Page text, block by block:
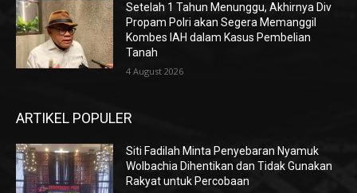
Setelah 1 Tahun Menunggu, Akhirnya Div
Propam Polri akan Segera Memanggil
Kombes IAH dalam Kasus Pembelian
Tanah
4 August 2026
ARTIKEL POPULER
Siti Fadilah Minta Penyebaran Nyamuk
Wolbachia Dihentikan dan Tidak Gunakan
Rakyat untuk Percobaan